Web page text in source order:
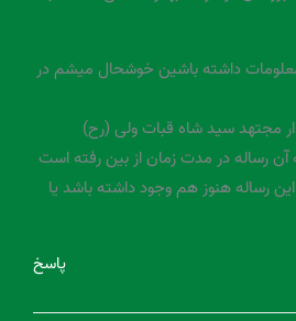
داشته باشین خوشحال میشم در
مجتهد سید شاه قبات ولی (رح)
آن رساله در مدت زمان از بین رفته است
رساله هنوز هم وجود داشته باشد یا
پاسخ